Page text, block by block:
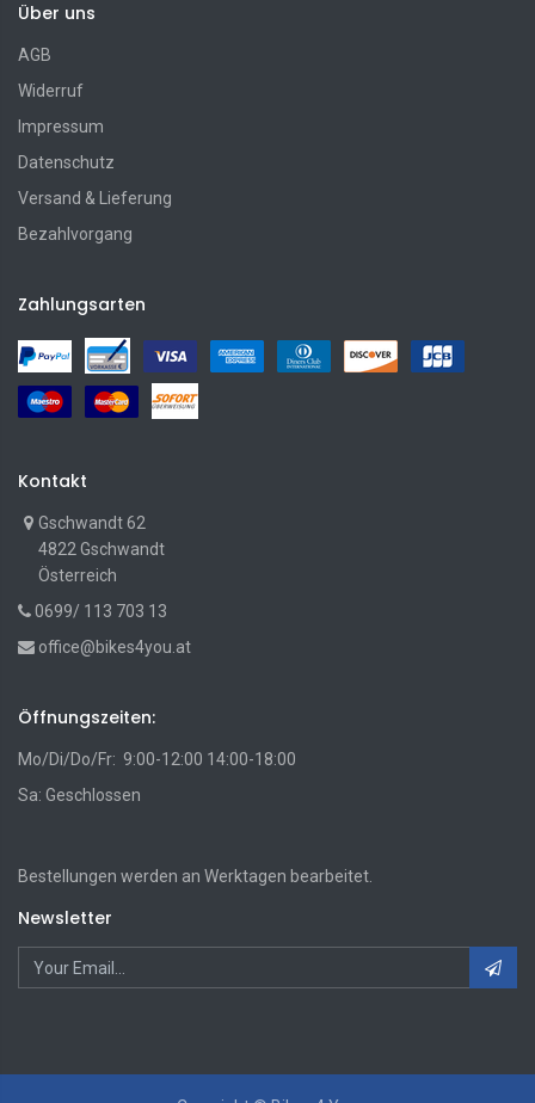
Über uns
AGB
Widerruf
Impressum
Datenschutz
Versand & Lieferung
Bezahlvorgang
Zahlungsarten
Kontakt
Gschwandt 62
4822 Gschwandt
Österreich
0699/ 113 703 13
office@bikes4you.at
Öffnungszeiten:
Mo/Di/Do/Fr: 9:00-12:00 14:00-18:00
Sa: Geschlossen
Bestellungen werden an Werktagen bearbeitet.
Newsletter